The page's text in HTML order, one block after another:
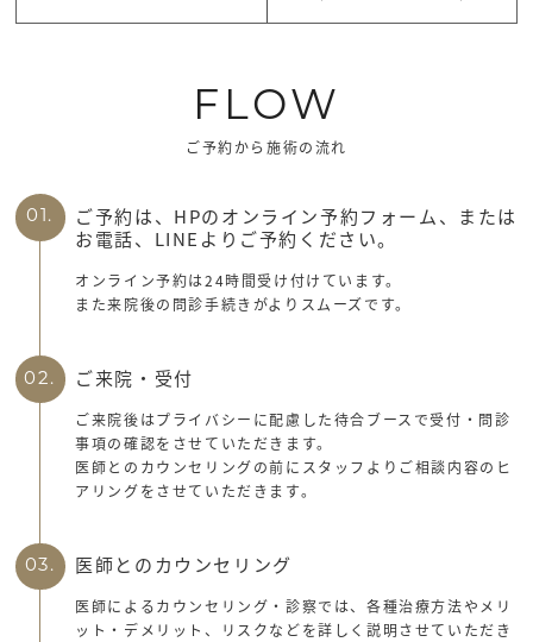
FLOW
ご予約から施術の流れ
01.
ご予約は、HPのオンライン予約フォーム、または
お電話、LINEよりご予約ください。
オンライン予約は24時間受け付けています。
また来院後の問診手続きがよりスムーズです。
02. ご来院・受付
ご来院後はプライバシーに配慮した待合ブースで受付・問診
事項の確認をさせていただきます。
医師とのカウンセリングの前にスタッフよりご相談内容のヒ
アリングをさせていただきます。
03. 医師とのカウンセリング
医師によるカウンセリング・診察では、各種治療方法やメリ
ット・デメリット、リスクなどを詳しく説明させていただき